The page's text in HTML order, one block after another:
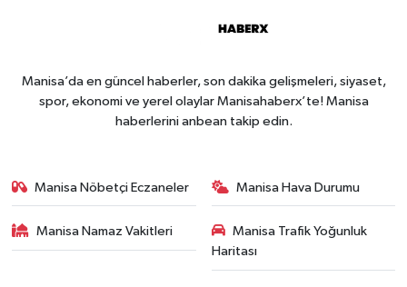
Manisa’da en güncel haberler, son dakika gelişmeleri, siyaset,
spor, ekonomi ve yerel olaylar Manisahaberx’te! Manisa
haberlerini anbean takip edin.
Manisa Nöbetçi Eczaneler Manisa Hava Durumu
Manisa Namaz Vakitleri
Manisa Trafik Yoğunluk
Haritası